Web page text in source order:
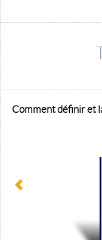
Comment définir et